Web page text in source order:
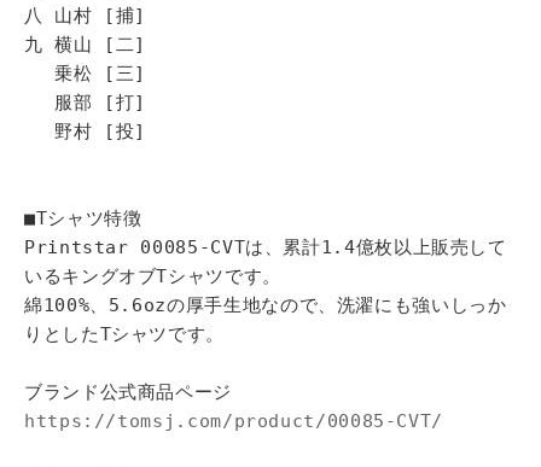
八 山村 [捕]
九 横山 [二]
乗松 [三]
服部 [打]
野村 [投]
■Tシャツ特徴
Printstar 00085-CVTは、累計1.4億枚以上販売して
いるキングオブTシャツです。
綿100%、5.6ozの厚手生地なので、洗濯にも強いしっか
りとしたTシャツです。
ブランド公式商品ページ
https://tomsj.com/product/00085-CVT/